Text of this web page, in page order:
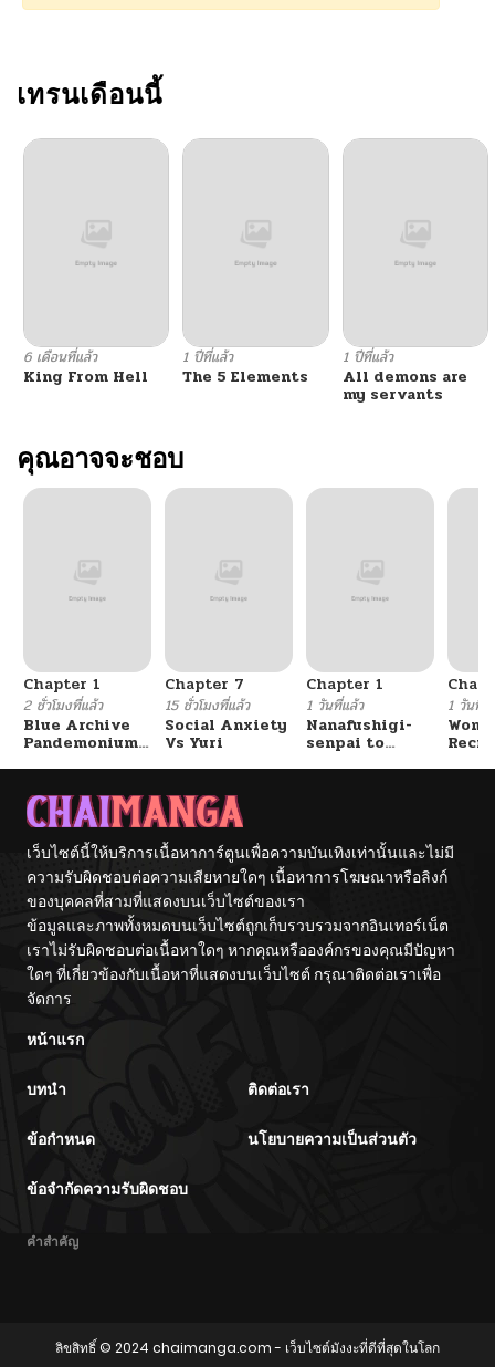
ตอนที่ 2
ตอนที่ 1
เทรนเดือนนี้
6 เดือนที่แล้ว
King From Hell
1 ปีที่แล้ว
The 5 Elements
1 ปีที่แล้ว
All demons are
my servants
คุณอาจจะชอบ
Chapter 1
2 ชั่วโมงที่แล้ว
Blue Archive
Pandemonium
Chapter 7
15 ชั่วโมงที่แล้ว
Social Anxiety
Vs Yuri
Chapter 1
1 วันที่แล้ว
Nanafushigi-
senpai to
1 วันที่แ
เว็บไซต์นี้ให้บริการเนื้อหาการ์ตูนเพื่อความบันเทิงเท่านั้นและไม่มี
ความรับผิดชอบต่อความเสียหายใดๆ เนื้อหาการโฆษณาหรือลิงก์
ของบุคคลที่สามที่แสดงบนเว็บไซต์ของเรา
ข้อมูลและภาพทั้งหมดบนเว็บไซต์ถูกเก็บรวบรวมจากอินเทอร์เน็ต
เราไม่รับผิดชอบต่อเนื้อหาใดๆ หากคุณหรือองค์กรของคุณมีปัญหา
ใดๆ ที่เกี่ยวข้องกับเนื้อหาที่แสดงบนเว็บไซต์ กรุณาติดต่อเราเพื่อ
จัดการ
หน้าแรก
บทนำ ติดต่อเรา
ข้อกำหนด นโยบายความเป็นส่วนตัว
ข้อจำกัดความรับผิดชอบ
คำสำคัญ
ลิขสิทธิ์ © 2024 chaimanga.com- เว็บไซต์มังงะที่ดีที่สุดในโลก